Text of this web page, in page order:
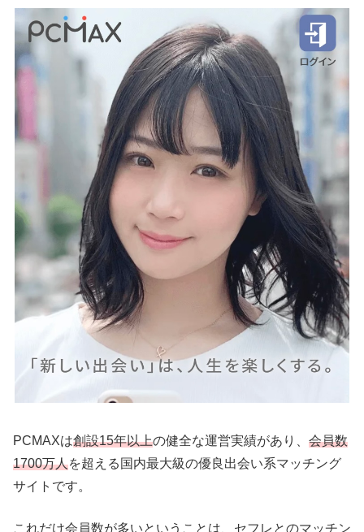
PCMAXは創設15年以上の健全な運営実績があり、 会員数
1700万人を超える国内最大級の優良出会い系マッチング
サイトです。
これだけ会員数が多いということは、セフレとのマッチン